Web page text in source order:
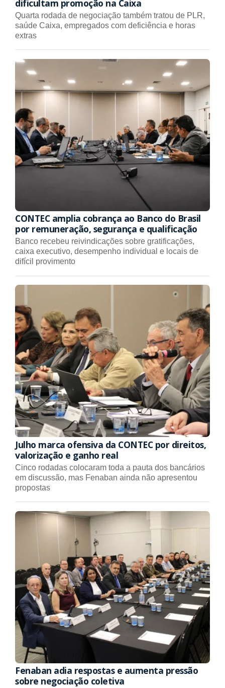
dificultam promoção na Caixa
Quarta rodada de negociação também tratou de PLR,
saúde Caixa, empregados com deficiência e horas
extras
CONTEC amplia cobrança ao Banco do Brasil
por remuneração, segurança e qualificação
Banco recebeu reivindicações sobre gratificações,
caixa executivo, desempenho individual e locais de
difícil provimento
Julho marca ofensiva da CONTEC por direitos,
valorização e ganho real
Cinco rodadas colocaram toda a pauta dos bancários
em discussão, mas Fenaban ainda não apresentou
propostas
Fenaban adia respostas e aumenta pressão
sobre negociação coletiva